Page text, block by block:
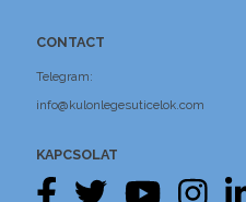
CONTACT
Telegram:
info@kulonlegesuticelok.com
KAPCSOLAT